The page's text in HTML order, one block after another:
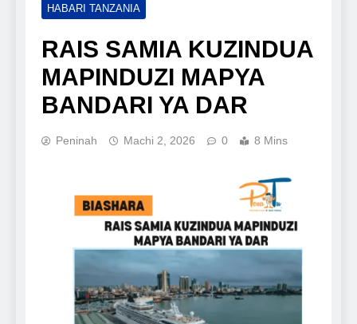
HABARI TANZANIA
RAIS SAMIA KUZINDUA
MAPINDUZI MAPYA
BANDARI YA DAR
Peninah Machi 2, 2026 0 8 Mins